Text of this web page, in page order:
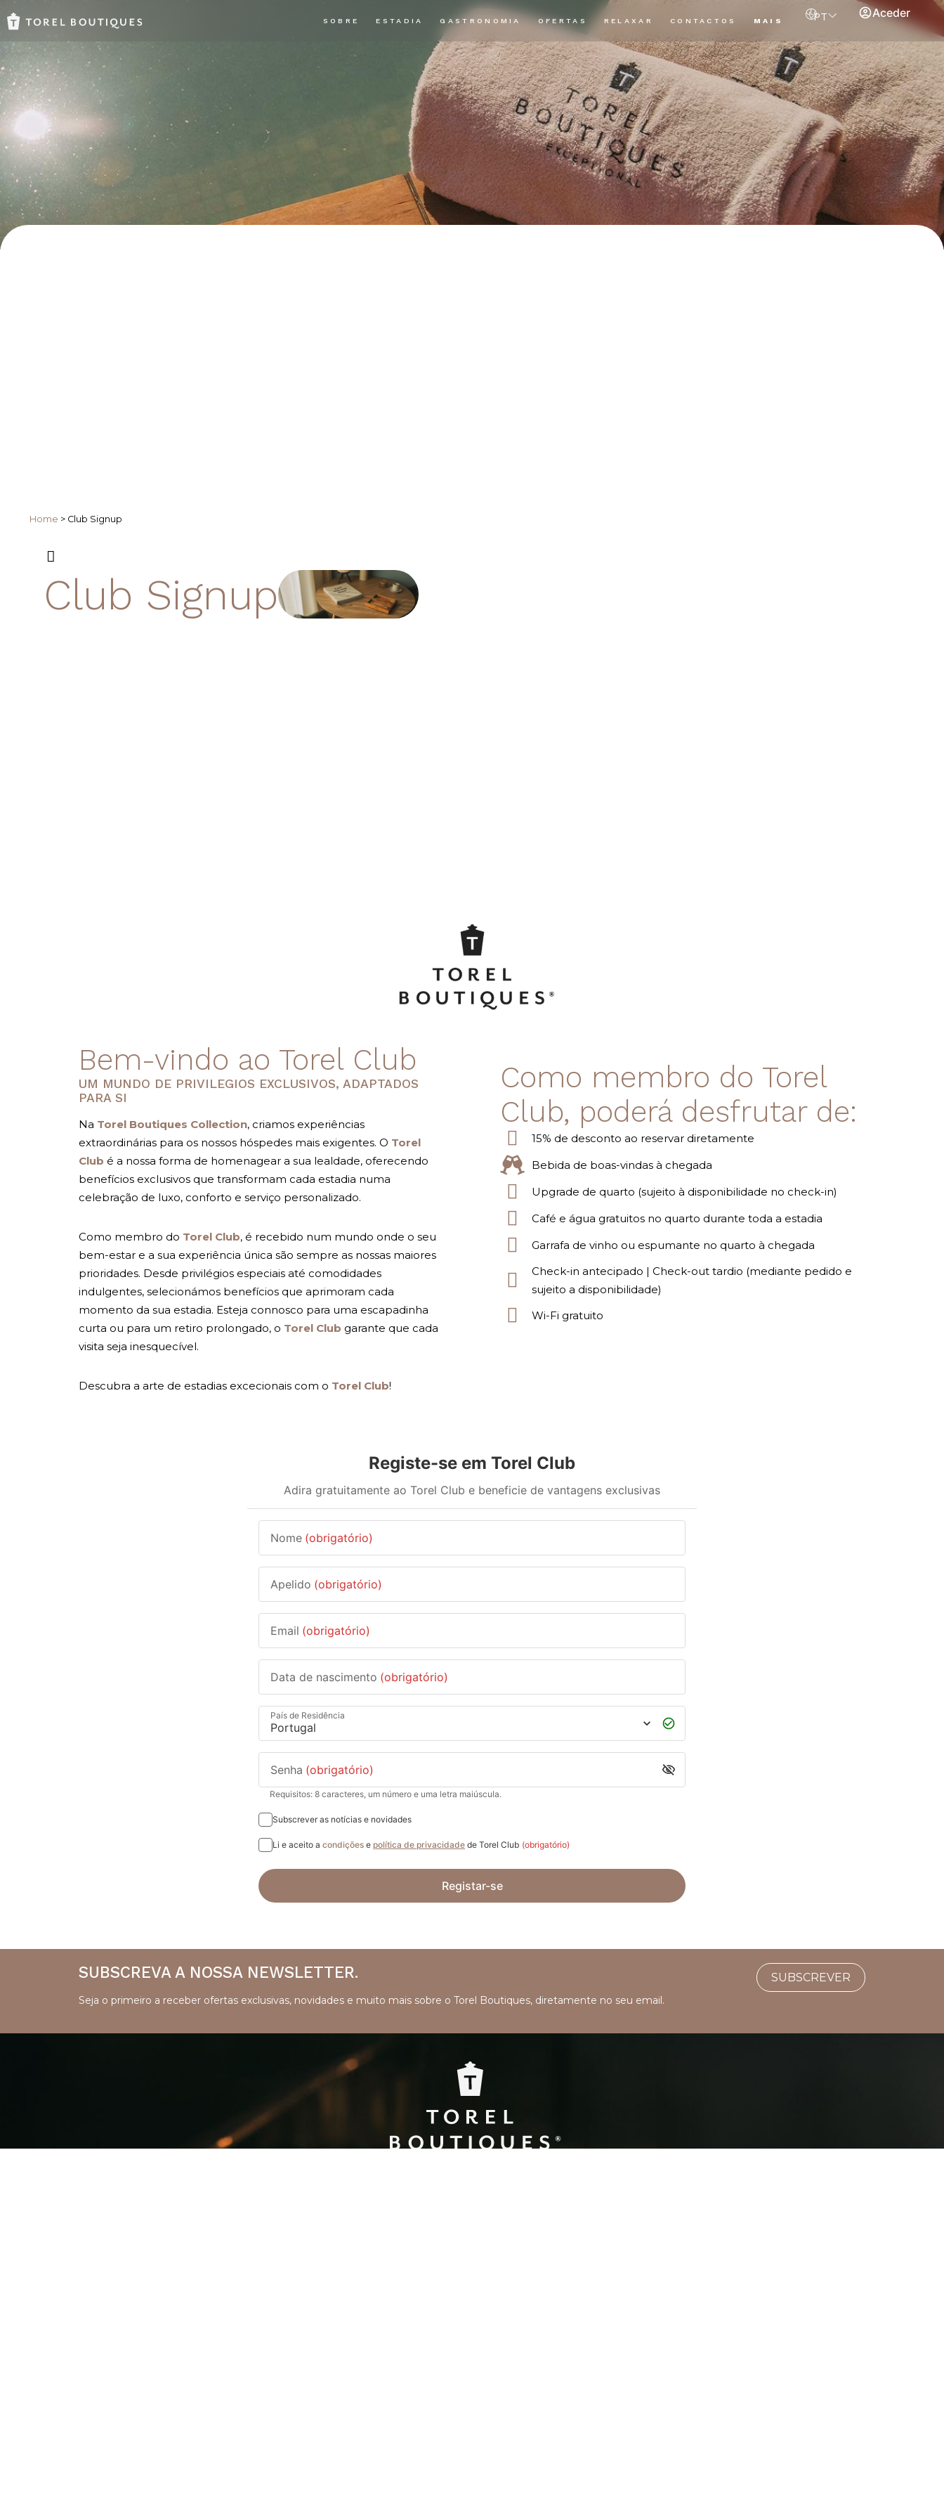
SOBRE ESTADIA GASTRONOMIA OFERTAS RELAXAR CONTACTOS MAIS PT Aceder
Home > Club Signup
Club Signup
Bem-vindo ao Torel Club
UM MUNDO DE PRIVILEGIOS EXCLUSIVOS, ADAPTADOS
PARA SI
Na Torel Boutiques Collection, criamos experiências
extraordinárias para os nossos hóspedes mais exigentes. O Torel
Club é a nossa forma de homenagear a sua lealdade, oferecendo
benefícios exclusivos que transformam cada estadia numa
celebração de luxo, conforto e serviço personalizado.
Como membro do Torel Club, é recebido num mundo onde o seu
bem-estar e a sua experiência única são sempre as nossas maiores
prioridades. Desde privilégios especiais até comodidades
indulgentes, selecionámos benefícios que aprimoram cada
momento da sua estadia. Esteja connosco para uma escapadinha
curta ou para um retiro prolongado, o Torel Club garante que cada
visita seja inesquecível.
Descubra a arte de estadias excecionais com o Torel Club!
Como membro do Torel
Club, poderá desfrutar de:
15% de desconto ao reservar diretamente
Bebida de boas-vindas à chegada
Upgrade de quarto (sujeito à disponibilidade no check-in)
Café e água gratuitos no quarto durante toda a estadia
Garrafa de vinho ou espumante no quarto à chegada
Check-in antecipado | Check-out tardio (mediante pedido e
sujeito a disponibilidade)
Wi-Fi gratuito
Registe-se em Torel Club
Adira gratuitamente ao Torel Club e beneficie de vantagens exclusivas
Nome (obrigatório)
Apelido (obrigatório)
Email (obrigatório)
Data de nascimento (obrigatório)
País de Residência
Senha (obrigatório)
Requisitos: 8 caracteres, um número e uma letra maiúscula.
Subscrever as notícias e novidades
Li e aceito a condições e política de privacidade de Torel Club (obrigatório)
Registar-se
SUBSCREVA A NOSSA NEWSLETTER.
Seja o primeiro a receber ofertas exclusivas, novidades e muito mais sobre o Torel Boutiques, diretamente no seu email.
SUBSCREVER